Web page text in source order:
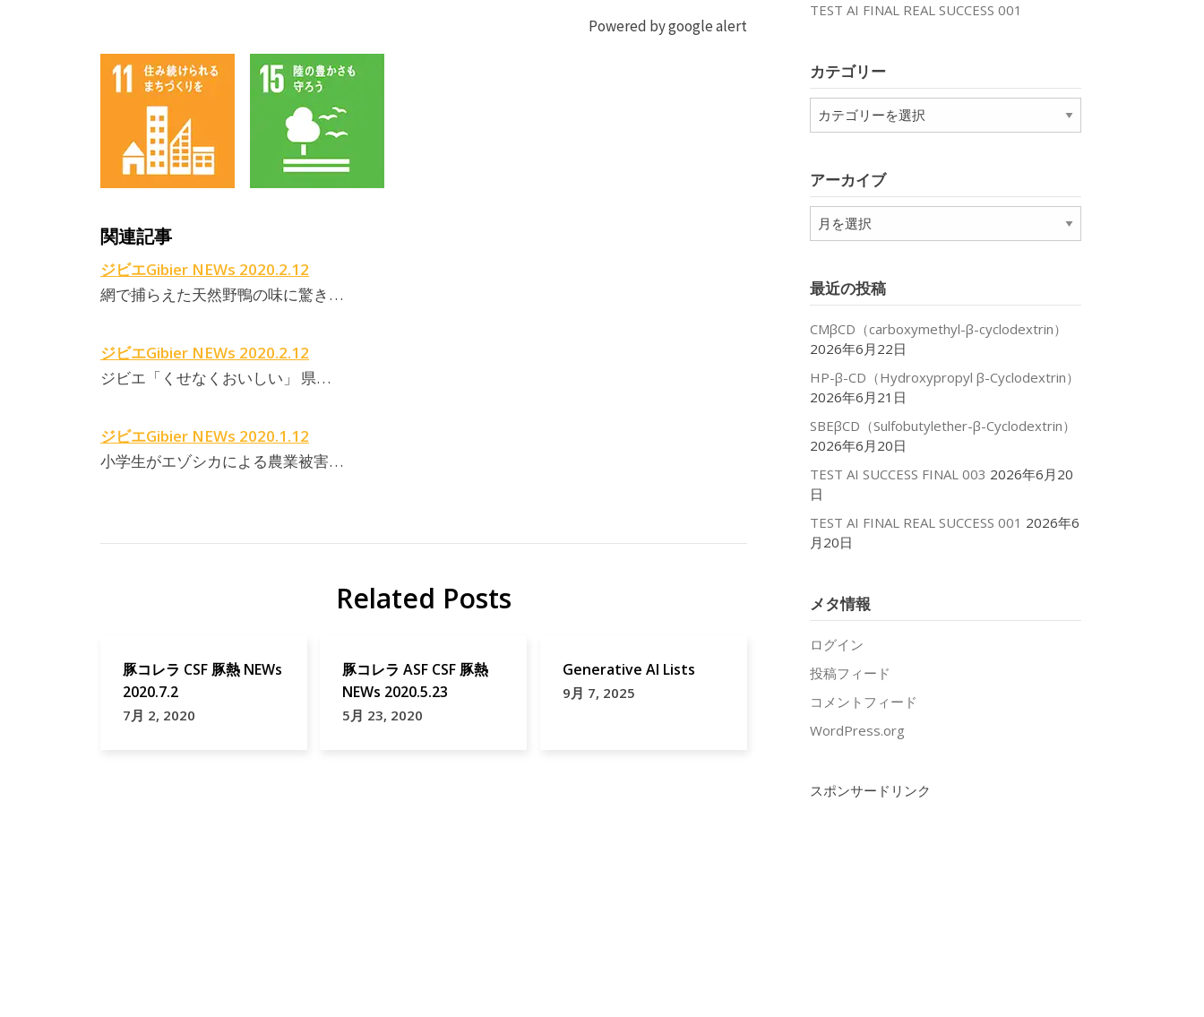
Powered by google alert
関連記事
ジビエGibier NEWs 2020.2.12
網で捕らえた天然野鴨の味に驚き…
ジビエGibier NEWs 2020.2.12
ジビエ「くせなくおいしい」 県…
ジビエGibier NEWs 2020.1.12
小学生がエゾシカによる農業被害…
Related Posts
豚コレラ CSF 豚熱 NEWs
2020.7.2
7月 2, 2020
豚コレラ ASF CSF 豚熱
NEWs 2020.5.23
5月 23, 2020
Generative AI Lists
9月 7, 2025
TEST AI FINAL REAL SUCCESS 001
カテゴリー
テ
ー
アーカイブ
ア
ー
ブ
最近の投稿
CMβCD（carboxymethyl-β-cyclodextrin）
2026年6月22日
HP-β-CD（Hydroxypropyl β-Cyclodextrin）
2026年6月21日
SBEβCD（Sulfobutylether-β-Cyclodextrin）
2026年6月20日
TEST AI SUCCESS FINAL 003 2026年6月20
日
TEST AI FINAL REAL SUCCESS 001 2026年6
月20日
メタ情報
ログイン
投稿フィード
コメントフィード
WordPress.org
スポンサードリンク